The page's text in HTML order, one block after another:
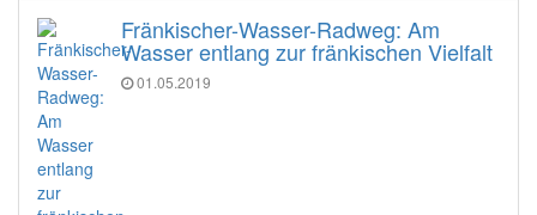
Fränkischer-Wasser-Radweg: Am
Wasser entlang zur fränkischen Vielfalt
01.05.2019